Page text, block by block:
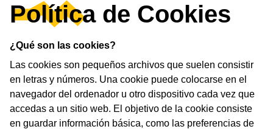
Política de Cookies
¿Qué son las cookies?
Las cookies son pequeños archivos que suelen consistir
en letras y números. Una cookie puede colocarse en el
navegador del ordenador u otro dispositivo cada vez que
accedas a un sitio web. El objetivo de la cookie consiste
en guardar información básica, como las preferencias de